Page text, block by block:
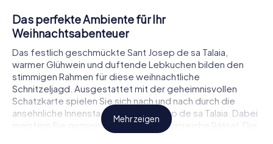
Das perfekte Ambiente für Ihr
Weihnachtsabenteuer
Das festlich geschmückte Sant Josep de sa Talaia,
warmer Glühwein und duftende Lebkuchen bilden den
stimmigen Rahmen für diese weihnachtliche
Schnitzeljagd. Ausgestattet mit der geheimnisvollen
Schatzkarte spielen Sie sich nach und nach durch die
ansehnliche Innenstadt von Sant Josep de sa Talaia. Dabei
meistern Sie gemeinsam abwechslungsreiche Rätsel. Die
Weihnachtsthematik zieht sich als roter Faden durch das
Mehr zeigen